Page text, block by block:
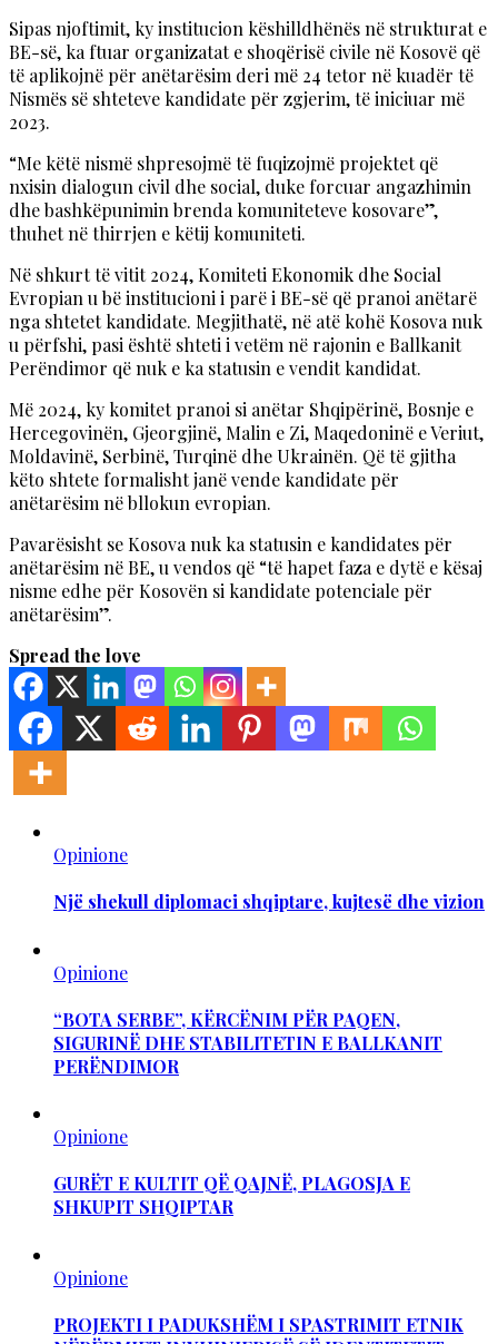
Sipas njoftimit, ky institucion këshilldhënës në strukturat e
BE-së, ka ftuar organizatat e shoqërisë civile në Kosovë që
të aplikojnë për anëtarësim deri më 24 tetor në kuadër të
Nismës së shteteve kandidate për zgjerim, të iniciuar më
2023.
“Me këtë nismë shpresojmë të fuqizojmë projektet që
nxisin dialogun civil dhe social, duke forcuar angazhimin
dhe bashkëpunimin brenda komuniteteve kosovare”,
thuhet në thirrjen e këtij komuniteti.
Në shkurt të vitit 2024, Komiteti Ekonomik dhe Social
Evropian u bë institucioni i parë i BE-së që pranoi anëtarë
nga shtetet kandidate. Megjithatë, në atë kohë Kosova nuk
u përfshi, pasi është shteti i vetëm në rajonin e Ballkanit
Perëndimor që nuk e ka statusin e vendit kandidat.
Më 2024, ky komitet pranoi si anëtar Shqipërinë, Bosnje e
Hercegovinën, Gjeorgjinë, Malin e Zi, Maqedoninë e Veriut,
Moldavinë, Serbinë, Turqinë dhe Ukrainën. Që të gjitha
këto shtete formalisht janë vende kandidate për
anëtarësim në bllokun evropian.
Pavarësisht se Kosova nuk ka statusin e kandidates për
anëtarësim në BE, u vendos që “të hapet faza e dytë e kësaj
nisme edhe për Kosovën si kandidate potenciale për
anëtarësim”.
Spread the love
Opinione
Një shekull diplomaci shqiptare, kujtesë dhe vizion
Opinione
“BOTA SERBE”, KËRCËNIM PËR PAQEN,
SIGURINË DHE STABILITETIN E BALLKANIT
PERËNDIMOR
Opinione
GURËT E KULTIT QË QAJNË, PLAGOSJA E
SHKUPIT SHQIPTAR
Opinione
PROJEKTI I PADUKSHËM I SPASTRIMIT ETNIK